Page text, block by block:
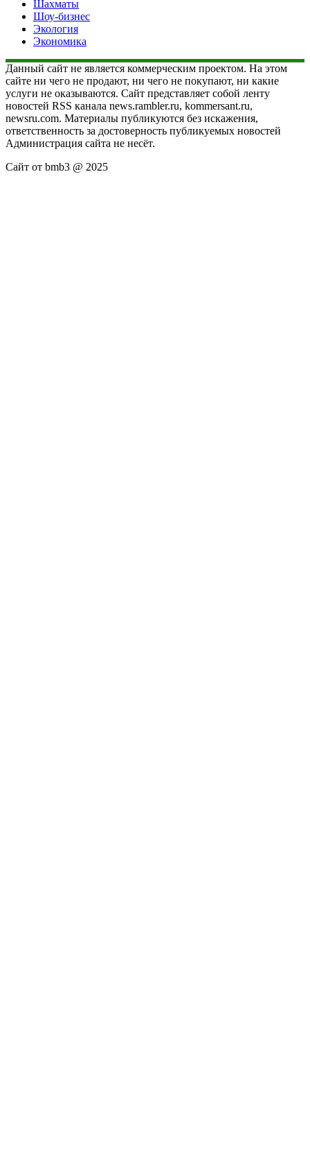
Шахматы
Шоу-бизнес
Экология
Экономика
Данный сайт не является коммерческим проектом. На этом
сайте ни чего не продают, ни чего не покупают, ни какие
услуги не оказываются. Сайт представляет собой ленту
новостей RSS канала news.rambler.ru, kommersant.ru,
newsru.com. Материалы публикуются без искажения,
ответственность за достоверность публикуемых новостей
Администрация сайта не несёт.
Сайт от bmb3 @ 2025